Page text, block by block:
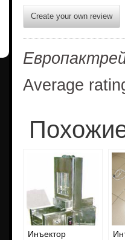
Create your own review
Average
Инъектор